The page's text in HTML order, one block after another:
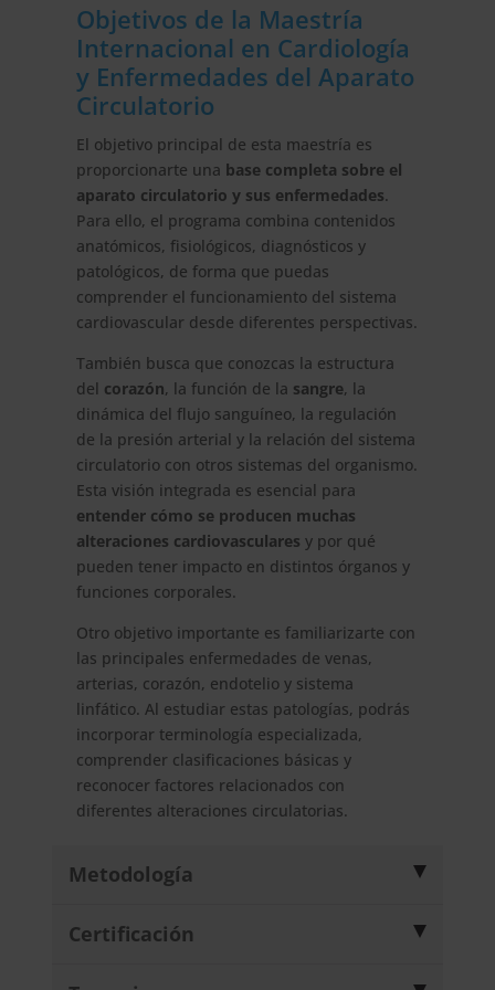
Objetivos de la Maestría
Internacional en Cardiología
y Enfermedades del Aparato
Circulatorio
El objetivo principal de esta maestría es
proporcionarte una base completa sobre el
aparato circulatorio y sus enfermedades.
Para ello, el programa combina contenidos
anatómicos, fisiológicos, diagnósticos y
patológicos, de forma que puedas
comprender el funcionamiento del sistema
cardiovascular desde diferentes perspectivas.
También busca que conozcas la estructura
del corazón, la función de la sangre, la
dinámica del flujo sanguíneo, la regulación
de la presión arterial y la relación del sistema
circulatorio con otros sistemas del organismo.
Esta visión integrada es esencial para
entender cómo se producen muchas
alteraciones cardiovasculares y por qué
pueden tener impacto en distintos órganos y
funciones corporales.
Otro objetivo importante es familiarizarte con
las principales enfermedades de venas,
arterias, corazón, endotelio y sistema
linfático. Al estudiar estas patologías, podrás
incorporar terminología especializada,
comprender clasificaciones básicas y
reconocer factores relacionados con
diferentes alteraciones circulatorias.
Metodología
Certificación